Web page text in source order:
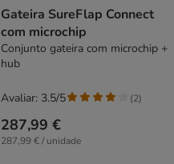
Gateira SureFlap Connect
com microchip
Conjunto gateira com microchip +
hub
287,99 €
287,99 € / unidade
Avaliar: 3.5/5 (2)